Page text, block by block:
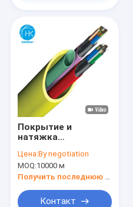
Продукция
Ролики
О Компании
Наша фабрика
Отправить запрос
Покрытие и
натяжка
воздушным
вентилятором PE и
трубы с
Цена:By negotiation
MOQ:10000 м
Получить последнюю цену
Контакт